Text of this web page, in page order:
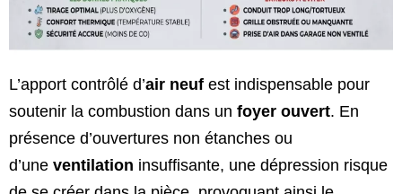
L’apport contrôlé d’air neuf est indispensable pour
soutenir la combustion dans un foyer ouvert. En
présence d’ouvertures non étanches ou
d’une ventilation insuffisante, une dépression risque